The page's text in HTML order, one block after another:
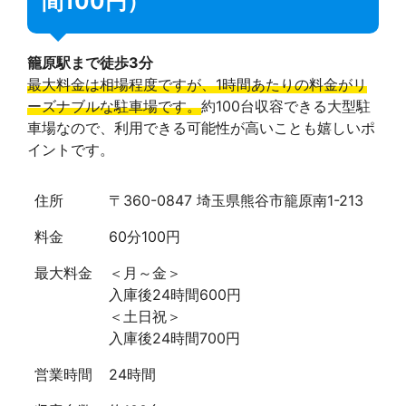
籠原駅まで徒歩3分
最大料金は相場程度ですが、1時間あたりの料金がリ
ーズナブルな駐車場です。約100台収容できる大型駐
車場なので、利用できる可能性が高いことも嬉しいポ
イントです。
住所
〒360-0847 埼玉県熊谷市籠原南1-213
料金
60分100円
最大料金
＜月～金＞
入庫後24時間600円
＜土日祝＞
入庫後24時間700円
営業時間
24時間